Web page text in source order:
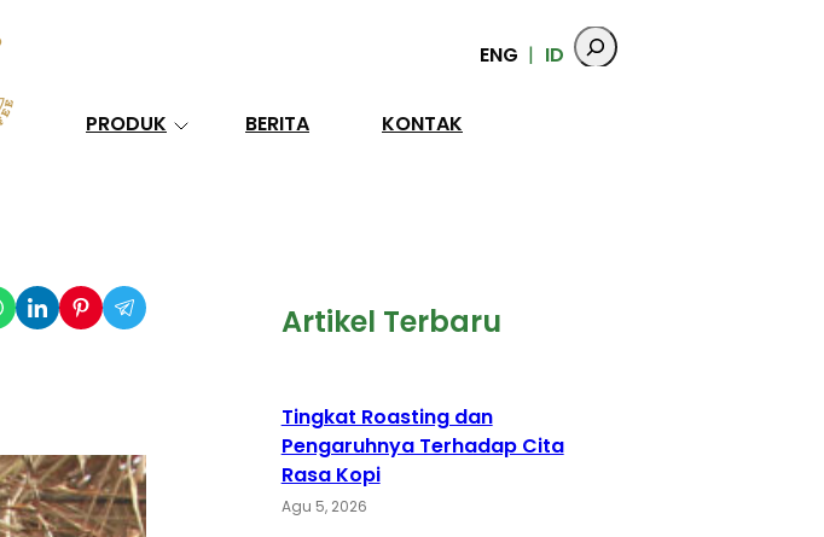
ENG ID
PRODUK BERITA KONTAK
Artikel Terbaru
Tingkat Roasting dan
Pengaruhnya Terhadap Cita
Rasa Kopi
Agu 5, 2026